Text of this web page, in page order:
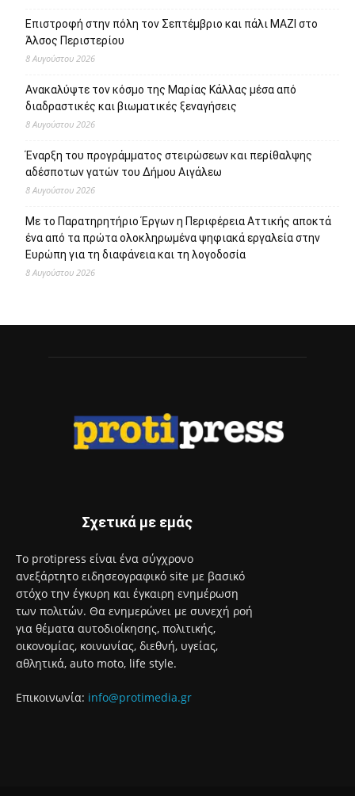
Επιστροφή στην πόλη τον Σεπτέμβριο και πάλι ΜΑΖΙ στο
Άλσος Περιστερίου
8 Αυγούστου 2026
Ανακαλύψτε τον κόσμο της Μαρίας Κάλλας μέσα από
διαδραστικές και βιωματικές ξεναγήσεις
8 Αυγούστου 2026
Έναρξη του προγράμματος στειρώσεων και περίθαλψης
αδέσποτων γατών του Δήμου Αιγάλεω
8 Αυγούστου 2026
Με το Παρατηρητήριο Έργων η Περιφέρεια Αττικής αποκτά
ένα από τα πρώτα ολοκληρωμένα ψηφιακά εργαλεία στην
Ευρώπη για τη διαφάνεια και τη λογοδοσία
8 Αυγούστου 2026
Σχετικά με εμάς
Το protipress είναι ένα σύγχρονο
ανεξάρτητο ειδησεογραφικό site με βασικό
στόχο την έγκυρη και έγκαιρη ενημέρωση
των πολιτών. Θα ενημερώνει με συνεχή ροή
για θέματα αυτοδιοίκησης, πολιτικής,
οικονομίας, κοινωνίας, διεθνή, υγείας,
αθλητικά, auto moto, life style.
Επικοινωνία: info@protimedia.gr